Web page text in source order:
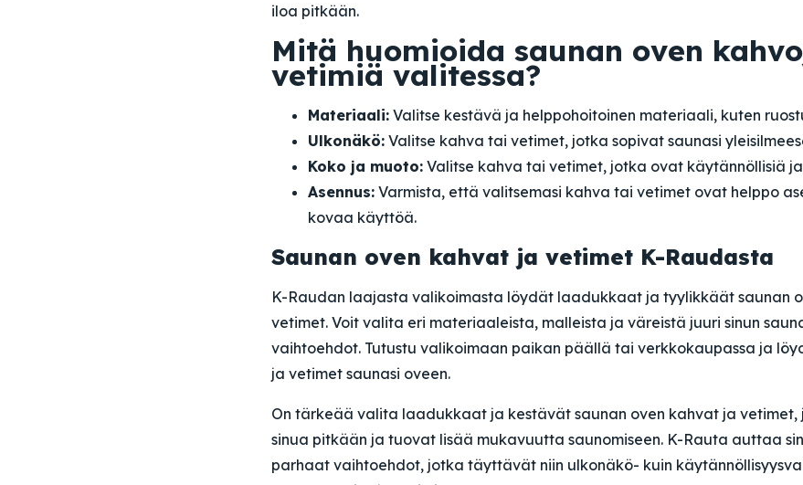
iloa pitkään.
Mitä huomioida saunan oven
vetimiä valitessa?
Materiaali: Valitse kestävä ja helppohoitoinen materiaali, kuten
Ulkonäkö: Valitse kahva tai vetimet, jotka sopivat saunasi
Koko ja muoto: Valitse kahva tai vetimet, jotka ovat käytännöllisiä
Asennus: Varmista, että valitsemasi kahva tai vetimet ovat helppo
kovaa käyttöä.
Saunan oven kahvat ja vetimet K-Raudasta
K-Raudan laajasta valikoimasta löydät laadukkaat ja tyylikkäät saunan
vetimet. Voit valita eri materiaaleista, malleista ja väreistä juuri sinun
vaihtoehdot. Tutustu valikoimaan paikan päällä tai verkkokaupassa ja
ja vetimet saunasi oveen.
On tärkeää valita laadukkaat ja kestävät saunan oven kahvat ja
sinua pitkään ja tuovat lisää mukavuutta saunomiseen. K-Rauta auttaa
parhaat vaihtoehdot, jotka täyttävät niin ulkonäkö- kuin